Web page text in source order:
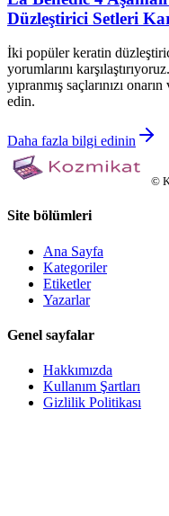
Düzleştirici Setleri
İki popüler keratin
yorumlarını
yıpranmış saçlarınızı
edin.
Daha fazla bilgi edinin
©
Site bölümleri
Ana Sayfa
Kategoriler
Etiketler
Yazarlar
Genel sayfalar
Hakkımızda
Kullanım Şartları
Gizlilik Politikası